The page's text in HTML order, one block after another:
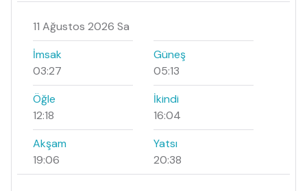
11 Ağustos 2026 Sa
İmsak
03:27
Güneş
05:13
Öğle
12:18
İkindi
16:04
Akşam
19:06
Yatsı
20:38